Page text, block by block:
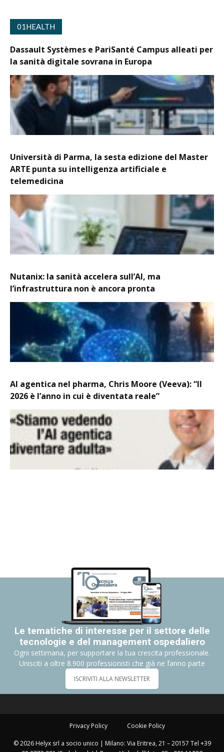
01HEALTH
Dassault Systèmes e PariSanté Campus alleati per
la sanità digitale sovrana in Europa
Università di Parma, la sesta edizione del Master
ARTE punta su intelligenza artificiale e
telemedicina
Nutanix: la sanità accelera sull’AI, ma
l’infrastruttura non è ancora pronta
AI agentica nel pharma, Chris Moore (Veeva): “Il
2026 è l’anno in cui è diventata reale”
Le tematiche di interesse per il settore delle
tecnologie e del management ospedaliero
Ogni settimana, per supportare la tua crescita professionale.
Unisciti a oltre 8.900 professionisti che già ne fanno parte
ISCRIVITI ALLA NEWSLETTER
Privacy Policy Cookie Policy
© 2026 Helyx srl a socio unico | Milano: Via Eritrea, 21 – 20157 Tel +39